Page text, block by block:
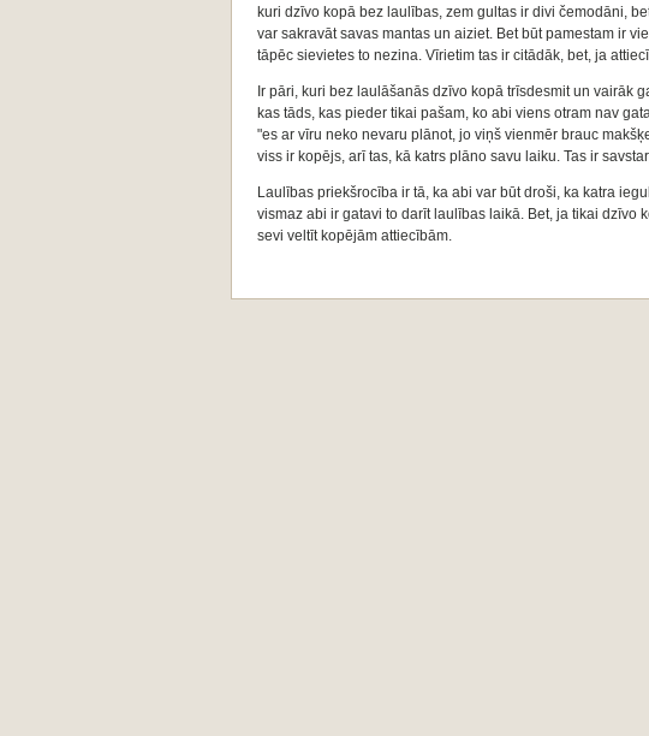
kuri dzīvo kopā bez laulības, zem gultas ir divi čemodāni,
var sakravāt savas mantas un aiziet. Bet būt pamestam ir
tāpēc sievietes to nezina. Vīrietim tas ir citādāk, bet, ja
Ir pāri, kuri bez laulāšanās dzīvo kopā trīsdesmit un vairāk
kas tāds, kas pieder tikai pašam, ko abi viens otram nav
"es ar vīru neko nevaru plānot, jo viņš vienmēr brauc
viss ir kopējs, arī tas, kā katrs plāno savu laiku. Tas ir
Laulības priekšrocība ir tā, ka abi var būt droši, ka katra
vismaz abi ir gatavi to darīt laulības laikā. Bet, ja tikai dzīvo
sevi veltīt kopējām attiecībām.